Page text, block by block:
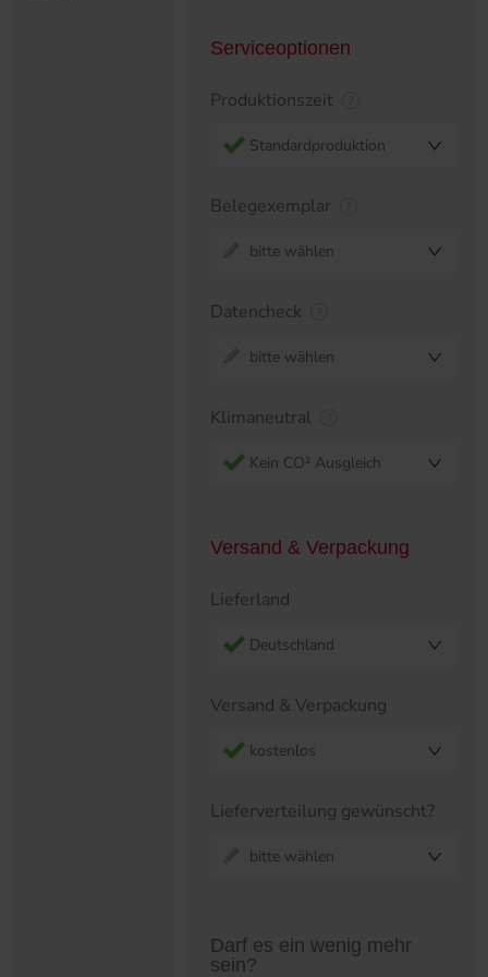
Serviceoptionen
Produktionszeit
Standardproduktion
Belegexemplar
bitte wählen
Datencheck
bitte wählen
Klimaneutral
Kein CO² Ausgleich
Versand & Verpackung
Lieferland
Deutschland
Versand & Verpackung
kostenlos
Lieferverteilung gewünscht?
bitte wählen
Darf es ein wenig mehr
sein?